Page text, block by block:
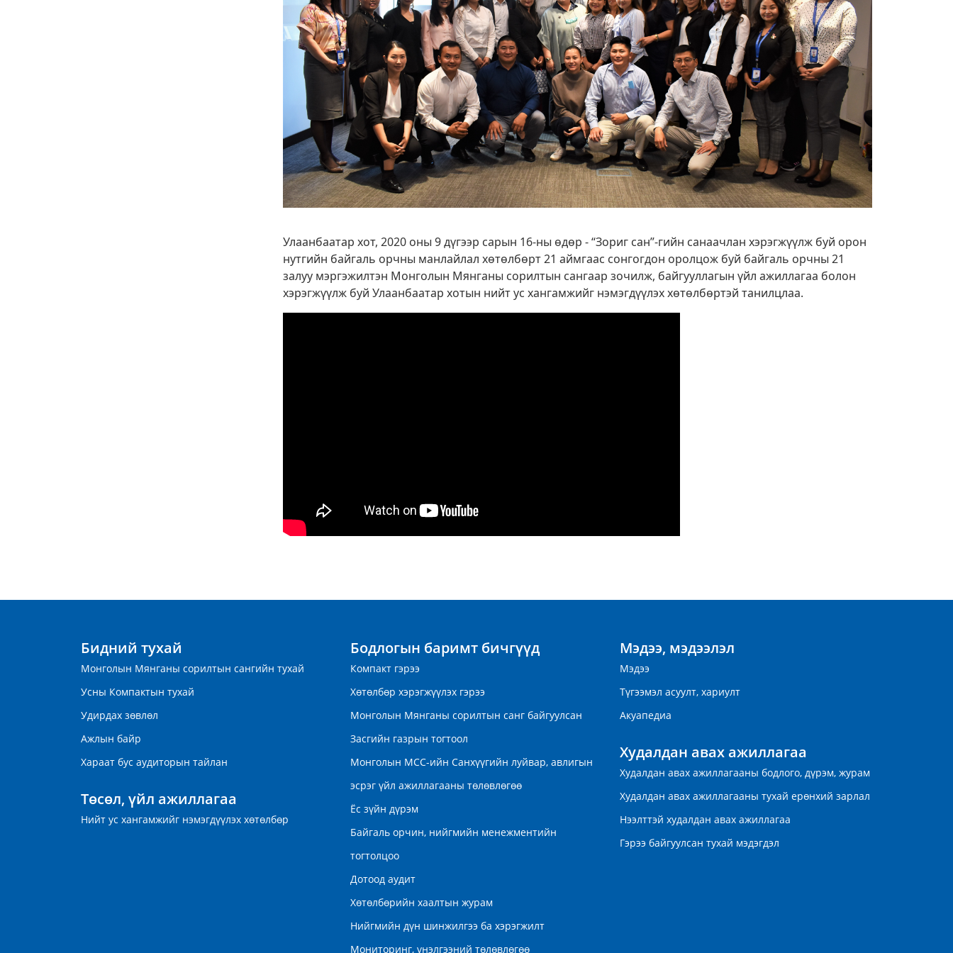
Улаанбаатар хот, 2020 оны 9 дүгээр сарын 16-ны өдөр - “Зориг сан”-гийн санаачлан хэрэгжүүлж буй орон
нутгийн байгаль орчны манлайлал хөтөлбөрт 21 аймгаас сонгогдон оролцож буй байгаль орчны 21
залуу мэргэжилтэн Монголын Мянганы сорилтын сангаар зочилж, байгууллагын үйл ажиллагаа болон
хэрэгжүүлж буй Улаанбаатар хотын нийт ус хангамжийг нэмэгдүүлэх хөтөлбөртэй танилцлаа.
Бидний тухай
Монголын Мянганы сорилтын сангийн тухай
Усны Компактын тухай
Удирдах зөвлөл
Ажлын байр
Хараат бус аудиторын тайлан
Төсөл, үйл ажиллагаа
Нийт ус хангамжийг нэмэгдүүлэх хөтөлбөр
Бодлогын баримт бичгүүд
Компакт гэрээ
Хөтөлбөр хэрэгжүүлэх гэрээ
Монголын Мянганы сорилтын санг байгуулсан
Засгийн газрын тогтоол
Монголын МСС-ийн Санхүүгийн луйвар, авлигын
эсрэг үйл ажиллагааны төлөвлөгөө
Ёс зүйн дүрэм
Байгаль орчин, нийгмийн менежментийн
тогтолцоо
Дотоод аудит
Хөтөлбөрийн хаалтын журам
Нийгмийн дүн шинжилгээ ба хэрэгжилт
Мониторинг, үнэлгээний төлөвлөгөө
Мэдээ, мэдээлэл
Мэдээ
Түгээмэл асуулт, хариулт
Акуапедиа
Худалдан авах ажиллагаа
Худалдан авах ажиллагааны бодлого, дүрэм, журам
Худалдан авах ажиллагааны тухай ерөнхий зарлал
Нээлттэй худалдан авах ажиллагаа
Гэрээ байгуулсан тухай мэдэгдэл